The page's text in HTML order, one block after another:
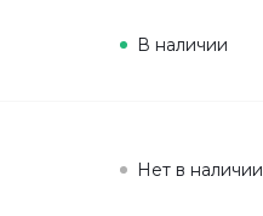
В наличии
Нет в наличии